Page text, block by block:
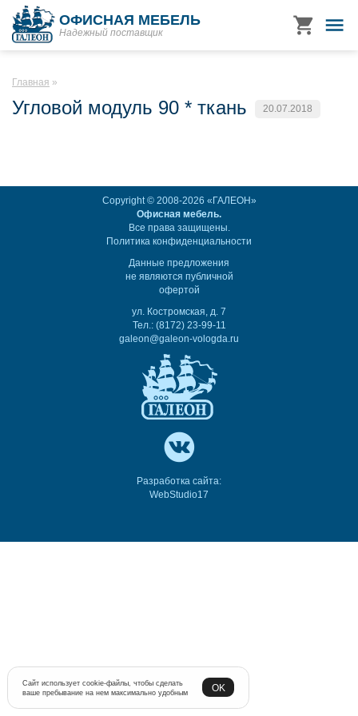
ОФИСНАЯ МЕБЕЛЬ
Надежный поставщик
Главная
Угловой модуль 90 * ткань 20.07.2018
Copyright © 2008-2026 «ГАЛЕОН»
Офисная мебель.
Все права защищены.
Политика конфиденциальности
Данные предложения
не являются публичной
офертой
ул. Костромская, д. 7
Тел.: (8172) 23-99-11
galeon@galeon-vologda.ru
Разработка сайта:
WebStudio17
Сайт использует cookie-файлы, чтобы сделать
ваше пребывание на нем максимально удобным
OK